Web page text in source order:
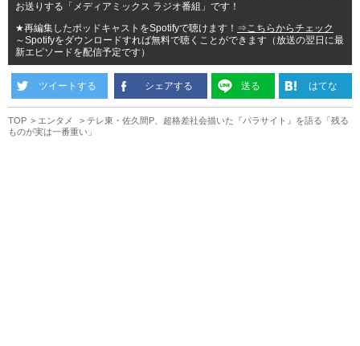
お送りする「メディアミックス ラジオ番組」です！
★再編集したポッドキャストをSpotifyで聴けます！ ⇒こちらからチェック
～Spotifyをダウンロードすれば無料で聴くことができます（放送の翌日に最
新エピソードを配信予定です）
ツイートする シェアする 送る はてな
TOP エンタメ
テレ東・佐久間P、超格差社会描いた『パラサイト』を語る「残る
ものが実は一番重い」